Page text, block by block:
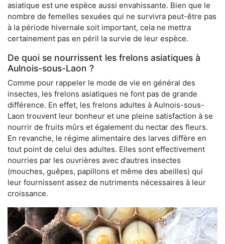
asiatique est une espèce aussi envahissante. Bien que le
nombre de femelles sexuées qui ne survivra peut-être pas
à la période hivernale soit important, cela ne mettra
certainement pas en péril la survie de leur espèce.
De quoi se nourrissent les frelons asiatiques à
Aulnois-sous-Laon ?
Comme pour rappeler le mode de vie en général des
insectes, les frelons asiatiques ne font pas de grande
différence. En effet, les frelons adultes à Aulnois-sous-
Laon trouvent leur bonheur et une pleine satisfaction à se
nourrir de fruits mûrs et également du nectar des fleurs.
En revanche, le régime alimentaire des larves diffère en
tout point de celui des adultes. Elles sont effectivement
nourries par les ouvrières avec d’autres insectes
(mouches, guêpes, papillons et même des abeilles) qui
leur fournissent assez de nutriments nécessaires à leur
croissance.